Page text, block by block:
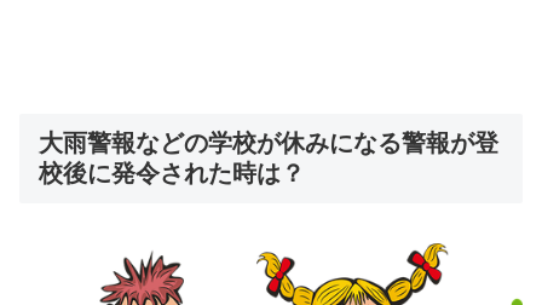
大雨警報などの学校が休みになる警報が登
校後に発令された時は？